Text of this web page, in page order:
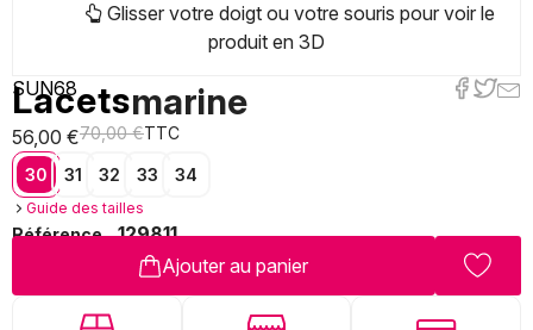
Glisser votre doigt ou votre souris pour voir le
produit en 3D
SUN68
Lacetsmarine
56,00 €70,00 €TTC
30 31 32 33 34
Guide des tailles
Référence 129811
Ajouter au panier